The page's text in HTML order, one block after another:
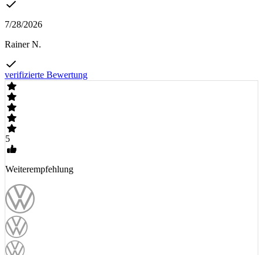
7/28/2026
Rainer N.
verifizierte Bewertung
5
Weiterempfehlung